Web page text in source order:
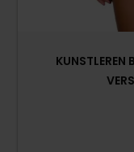
KUNSTLEREN